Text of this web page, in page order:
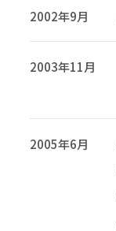
2002年9月
2003年11月
2005年6月